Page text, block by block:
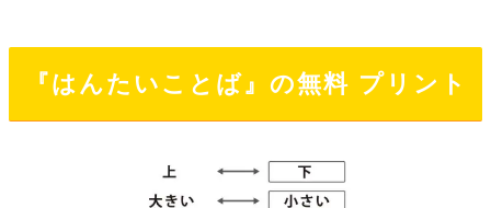
『はんたいことば』の無料 プリント